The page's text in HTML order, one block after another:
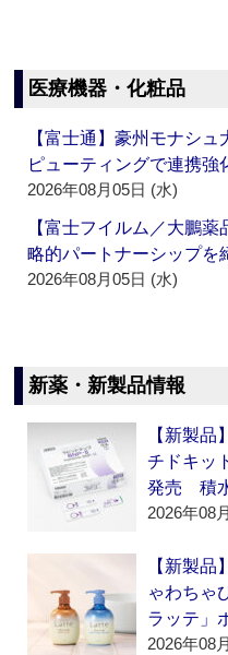
医療機器・化粧品
【富士通】豪州モナシ
ピューティングで連携強
2026年08月05日 (水)
【富士フイルム／大鵬
略的パートナーシップを
2026年08月05日 (水)
新薬・新製品情報
【新製
チドキッ
発売 積
2026年08
【新製
ゃわちゃ
ラッテ」
2026年08